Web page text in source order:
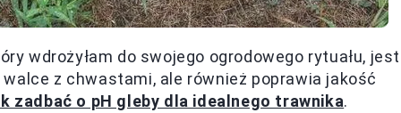
wdrożyłam do swojego ogrodowego rytuału, jest
z chwastami, ale również poprawia jakość
zadbać o pH gleby dla idealnego trawnika.